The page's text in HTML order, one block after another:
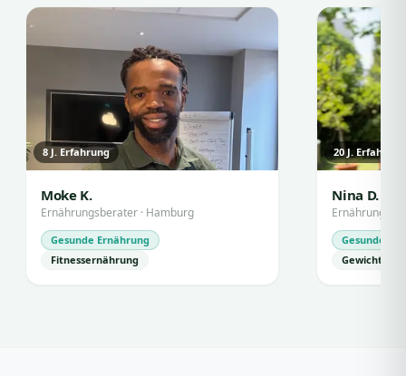
8 J. Erfahrung
Moke K.
Ernährungsberater · Hamburg
Gesunde Ernährung
Fitnessernährung
20J. Erfahrung
Nina D.
Gesunde